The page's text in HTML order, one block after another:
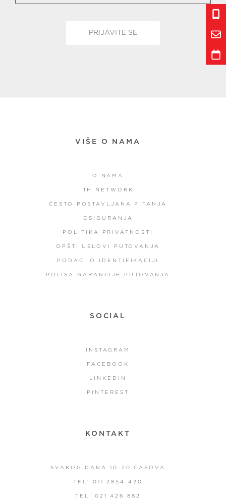
VIŠE O NAMA
O NAMA
TH NETWORK
ČESTO POSTAVLJANA PITANJA
OSIGURANJA
POLITIKA PRIVATNOSTI
OPŠTI USLOVI PUTOVANJA
PODACI O IDENTIFIKACIJI
POLISA GARANCIJE PUTOVANJA
SOCIAL
INSTAGRAM
FACEBOOK
LINKEDIN
PINTEREST
KONTAKT
SVAKOG DANA 10-20 ČASOVA
TEL: 011 2854 420
TEL: 021 426 882